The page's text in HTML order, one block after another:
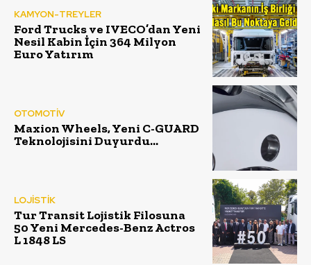
KAMYON-TREYLER
Ford Trucks ve IVECO’dan Yeni
Nesil Kabin İçin 364 Milyon
Euro Yatırım
OTOMOTİV
Maxion Wheels, Yeni C-GUARD
Teknolojisini Duyurdu…
LOJİSTİK
Tur Transit Lojistik Filosuna
50 Yeni Mercedes-Benz Actros
L 1848 LS